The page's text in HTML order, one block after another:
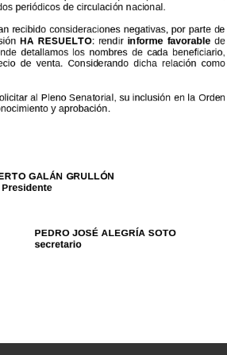
periódicosde circulación nacional.
recibidoconsideracionesnegativas,por parte de
HARESUELTO
: rendir informe favorable de
detallamos los nombres de cada beneficiario,
de venta. Considerandodicha relación como
al PlenoSenatorial, su inclusiónen la Orden
yaprobación.
GALÁNGRULLÓN
Presidente
PEDROJOSÉALEGRÍASOTO
secretario